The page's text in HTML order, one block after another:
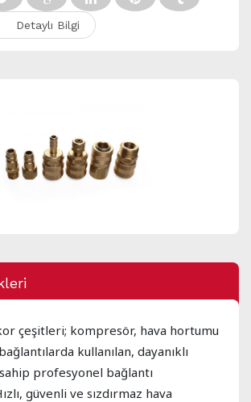
Detaylı Bilgi
çeşitleri; kompresör, hava hortumu
kullanılan, dayanıklı
profesyonel bağlantı
güvenli ve sızdırmaz hava